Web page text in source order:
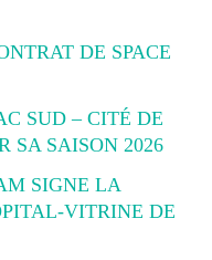
DE SPACE
SUD – CITÉ DE
SA SAISON 2026
SIGNE LA
VITRINE DE